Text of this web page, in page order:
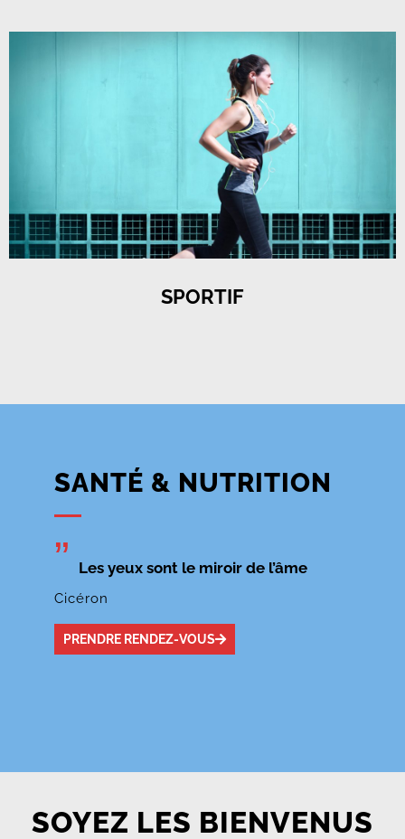
SPORTIF
SANTÉ & NUTRITION
” Les yeux sont le miroir de l’âme
Cicéron
PRENDRE RENDEZ-VOUS
SOYEZ LES BIENVENUS